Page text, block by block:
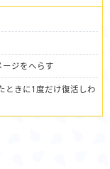
ージをへらす
ときに1度だけ復活しわ